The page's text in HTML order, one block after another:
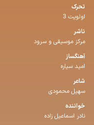
تحرک
اولویت 3
ناشر
مرکز موسیقی و سرود
آهنگساز
امید سیاره
شاعر
سهیل محمودی
خواننده
نادر اسماعیل‌ زاده